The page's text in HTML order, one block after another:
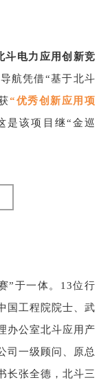
斗电力应用创新竞
航凭借“基于北斗
“优秀创新应用项
是该项目继“金巡
”于一体。13位行
国工程院院士、武
办公室北斗应用产
司一级顾问、原总
长张全德，北斗三